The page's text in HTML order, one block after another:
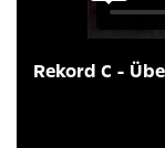
Rekord C -